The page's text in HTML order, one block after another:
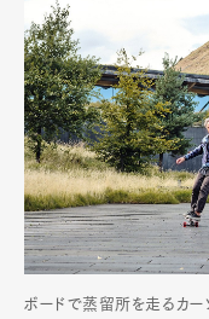
ボードで蒸留所を走るカー